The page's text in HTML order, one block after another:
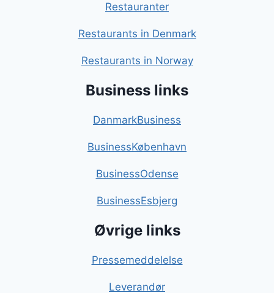
Restauranter
Restaurants in Denmark
Restaurants in Norway
Business links
DanmarkBusiness
BusinessKøbenhavn
BusinessOdense
BusinessEsbjerg
Øvrige links
Pressemeddelelse
Leverandør